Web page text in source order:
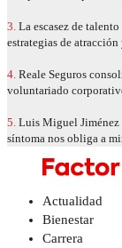
3. La escasez de
estrategias de
4. Reale Seguros
voluntariado
5. Luis Miguel Jiménez
síntoma nos obliga a
Actualidad
Bienestar
Carrera